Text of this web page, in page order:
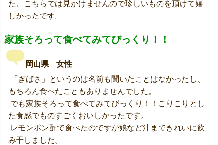
た。こちらでは見かけませんので珍しいものを頂けて嬉
しかったです。
家族そろって食べてみてびっくり！！
岡山県 女性
「ぎばさ」というのは名前も聞いたことはなかったし、
もちろん食べたこともありませんでした。
でも家族そろって食べてみてびっくり！！こりこりとし
た食感でものすごくおいしかったです。
レモンポン酢で食べたのですが娘など汁まできれいに飲
み干しました。